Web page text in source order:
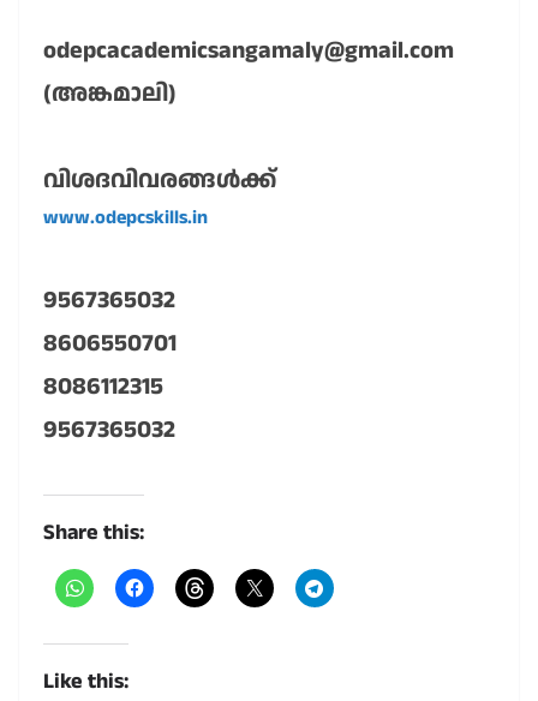
odepcacademicsangamaly@gmail.com
(അങ്കമാലി)
വിശദവിവരങ്ങൾക്ക്
www.odepcskills.in
9567365032
8606550701
8086112315
9567365032
Share this:
Like this: